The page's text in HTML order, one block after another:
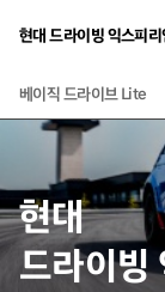
현대
드라이빙
현대 드라이빙 익스피리
베이직 드라이브 Lite